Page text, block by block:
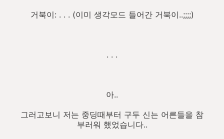
거북이: . . . (이미 생각모드 들어간 거북이..;;;;)
. . .
아..
그러고보니 저는 중딩때부터 구두 신는 어른들을 참
부러워 했었습니다..